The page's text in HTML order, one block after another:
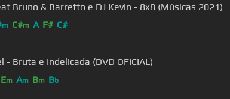
Bruno & Barretto e DJ Kevin - 8x8 (Músicas 2021)
m C#m A F# C#
- Bruta e Indelicada (DVD OFICIAL)
Em Am Bm Bb